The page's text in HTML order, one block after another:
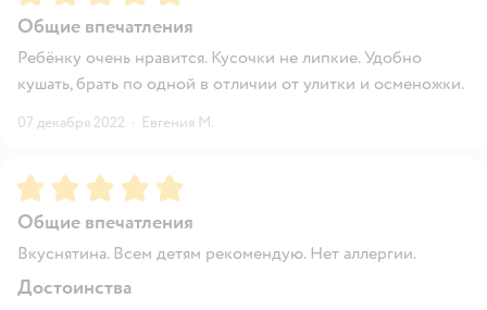
Общие впечатления
Ребёнку очень нравится. Кусочки не липкие. Удобно
кушать, брать по одной в отличии от улитки и осменожки.
07 декабря 2022 · Евгения М.
Рейтинг:5
Общие впечатления
Вкуснятина. Всем детям рекомендую. Нет аллергии.
Достоинства